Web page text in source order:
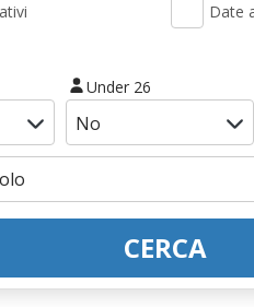
Date
Under 26
CERCA